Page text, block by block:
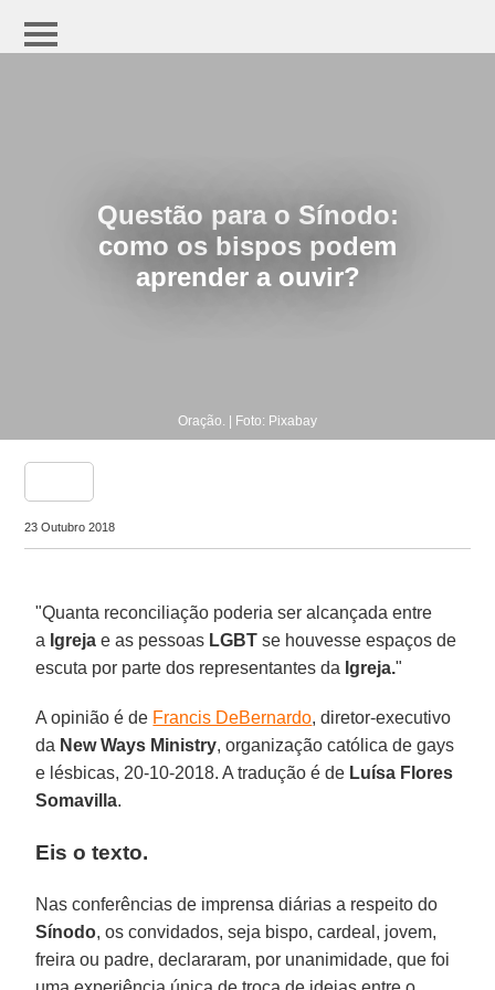
Questão para o Sínodo:
como os bispos podem
aprender a ouvir?
Oração. | Foto: Pixabay
23 Outubro 2018
"Quanta reconciliação poderia ser alcançada entre
a Igreja e as pessoas LGBT se houvesse espaços de
escuta por parte dos representantes da Igreja."
A opinião é de Francis DeBernardo, diretor-executivo
da New Ways Ministry, organização católica de gays
e lésbicas, 20-10-2018. A tradução é de Luísa Flores
Somavilla.
Eis o texto.
Nas conferências de imprensa diárias a respeito do
Sínodo, os convidados, seja bispo, cardeal, jovem,
freira ou padre, declararam, por unanimidade, que foi